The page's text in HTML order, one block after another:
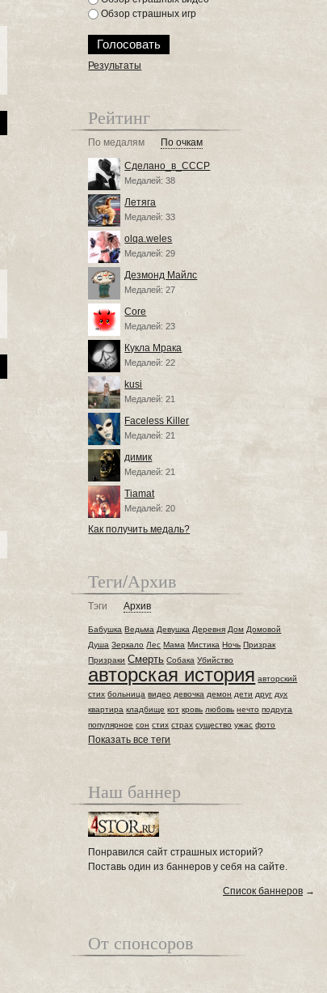
Обзор страшных игр
Результаты
Рейтинг
По медалям По очкам
Сделано_в_СССР
Медалей: 38
Летяга
Медалей: 33
olqa.weles
Медалей: 29
Дезмонд Майлс
Медалей: 27
Core
Медалей: 23
Кукла Мрака
Медалей: 22
kusi
Медалей: 21
Faceless Killer
Медалей: 21
димик
Медалей: 21
Tiamat
Медалей: 20
Как получить медаль?
Теги/Архив
Тэги Архив
Бабушка Ведьма Девушка Деревня Дом Домовой
Душа Зеркало Лес Мама Мистика Ночь Призрак
Призраки Смерть Собака Убийство
авторская история авторский
стих больница видео девочка демон дети друг дух
квартира кладбище кот кровь любовь нечто подруга
популярное сон стих страх существо ужас фото
Показать все теги
Наш баннер
Понравился сайт страшных историй?
Поставь один из баннеров у себя на сайте.
Список баннеров →
От спонсоров